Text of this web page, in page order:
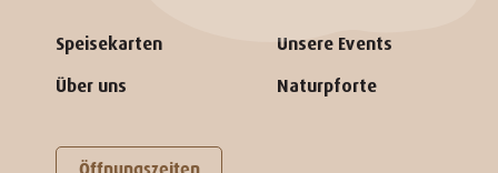
Speisekarten
Über uns
Unsere Events
Naturpforte